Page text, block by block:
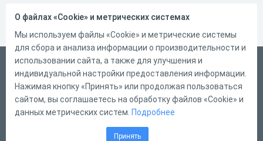
Русский
Справка
Форма обратной связи
О файлах «Cookie» и метрических системах
Мы используем файлы «Cookie» и метрические системы
для сбора и анализа информации о производительности и
использовании сайта, а также для улучшения и
индивидуальной настройки предоставления информации.
Нажимая кнопку «Принять» или продолжая пользоваться
сайтом, вы соглашаетесь на обработку файлов «Cookie» и
данных метрических систем. Подробнее
Принять